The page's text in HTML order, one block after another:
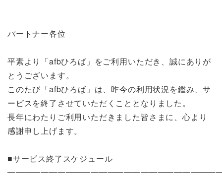
パートナー各位
平素より「afbひろば」をご利用いただき、誠にありが
とうございます。
このたび「afbひろば」は、昨今の利用状況を鑑み、サ
ービスを終了させていただくこととなりました。
長年にわたりご利用いただきました皆さまに、心より
感謝申し上げます。
■サービス終了スケジュール